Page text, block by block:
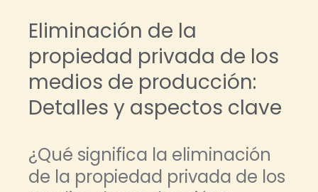
Eliminación de la
propiedad privada de los
medios de producción:
Detalles y aspectos clave
¿Qué significa la eliminación
de la propiedad privada de los